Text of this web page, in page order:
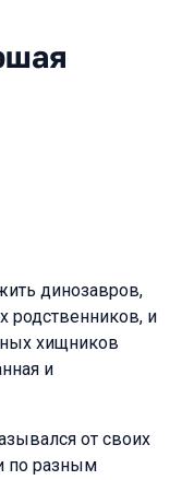
динозавров,
родственников, и
хищников
и
от своих
по разным